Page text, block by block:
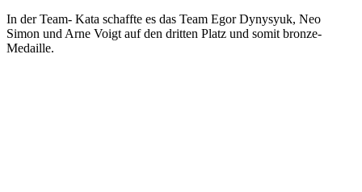
In der Team- Kata schaffte es das Team Egor Dynysyuk, Neo
Simon und Arne Voigt auf den dritten Platz und somit bronze-
Medaille.